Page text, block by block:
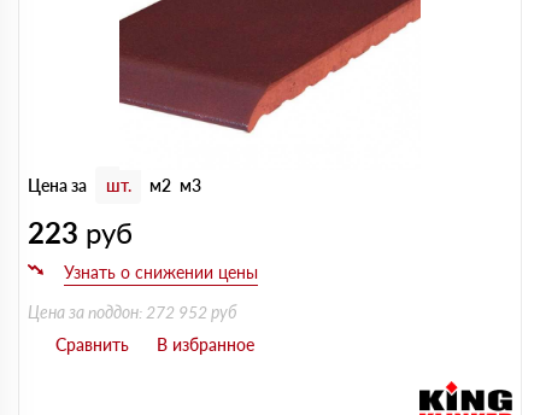
Цена за шт. м2 м3
223 руб
Цена за поддон: 272 952 руб